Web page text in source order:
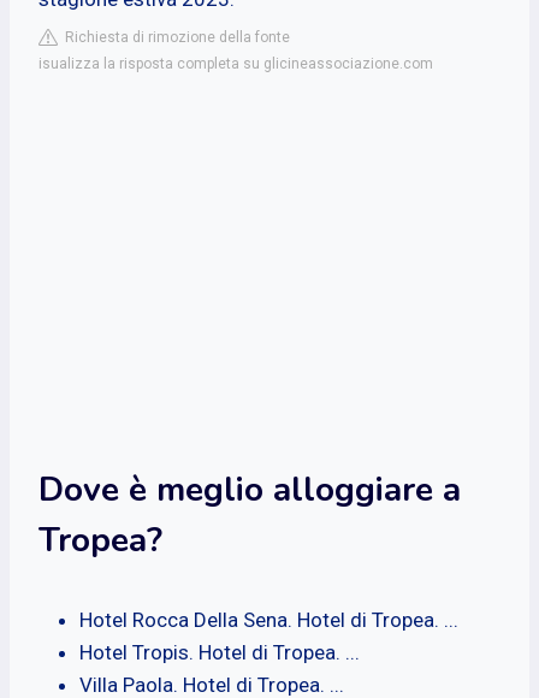
Richiesta di rimozione della fonte
isualizza la risposta completa su glicineassociazione.com
Dove è meglio alloggiare a
Tropea?
Hotel Rocca Della Sena. Hotel di Tropea. ...
Hotel Tropis. Hotel di Tropea. ...
Villa Paola. Hotel di Tropea. ...